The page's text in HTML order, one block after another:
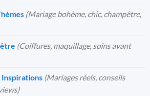
(Mariage bohème, chic, champêtre,
(Coiffures, maquillage, soins avant
Inspirations (Mariages réels, conseils